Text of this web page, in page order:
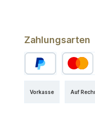
Zahlungsarten
Auf
Vorkasse